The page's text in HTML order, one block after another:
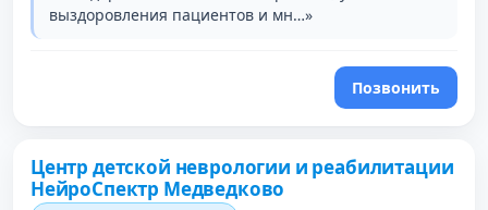
выздоровления пациентов и мн…»
Позвонить
Центр детской неврологии и реабилитации
НейроСпектр Медведково